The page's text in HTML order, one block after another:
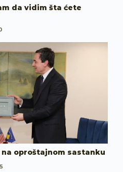
da vidim šta ćete
oproštajnom sastanku